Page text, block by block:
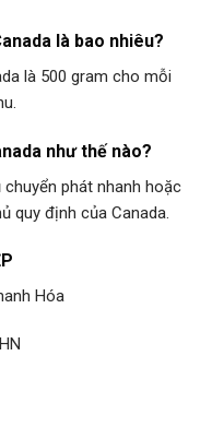
là bao nhiêu?
là 500 gram cho mỗi
như thế nào?
phát nhanh hoặc
quy định của Canada.
Hóa